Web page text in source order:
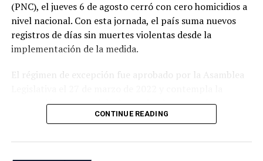
(PNC), el jueves 6 de agosto cerró con cero homicidios a
nivel nacional. Con esta jornada, el país suma nuevos
registros de días sin muertes violentas desde la
implementación de la medida.
El régimen de excepción fue aprobado por la Asamblea
suspensión temporal de determinadas garantías
constitucionales, lo que amplió las facultades de las
señaladas de pertenecer a estructuras criminales.
CONTINUE READING